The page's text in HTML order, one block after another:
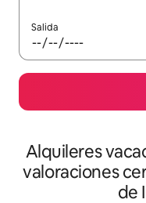
Salida
Alquileres
valoraciones
de